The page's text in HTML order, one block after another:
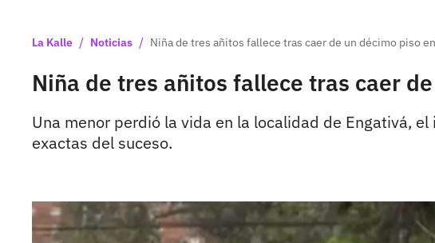
La Kalle / Noticias / Niña de tres añitos fallece tras caer de un décimo piso
Niña de tres añitos fallece tras caer
Una menor perdió la vida en la localidad de Engativá,
exactas del suceso.